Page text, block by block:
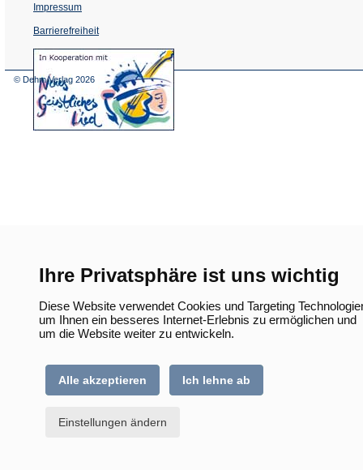
Ihre Privatsphäre ist uns wichtig
Diese Website verwendet Cookies und Targeting
um Ihnen ein besseres Internet-Erlebnis zu ermöglichen und
um die Website weiter zu entwickeln.
Alle akzeptieren Ich lehne ab
Einstellungen ändern
Impressum
Barrierefreiheit
(Öffnet
in
© Dehm Verlag 2026